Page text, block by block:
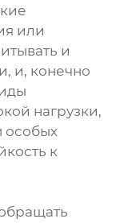
или
и
и, конечно
нагрузки,
особых
к